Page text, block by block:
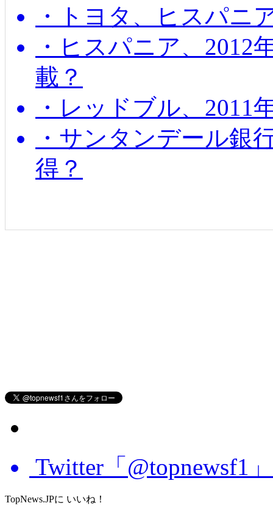
・トヨタ、ヒスパニ
・ヒスパニア、2012
載？
・レッドブル、2011
・サンタンデール銀
得？
Twitter「@topnewsf1
TopNews.JPに いいね！